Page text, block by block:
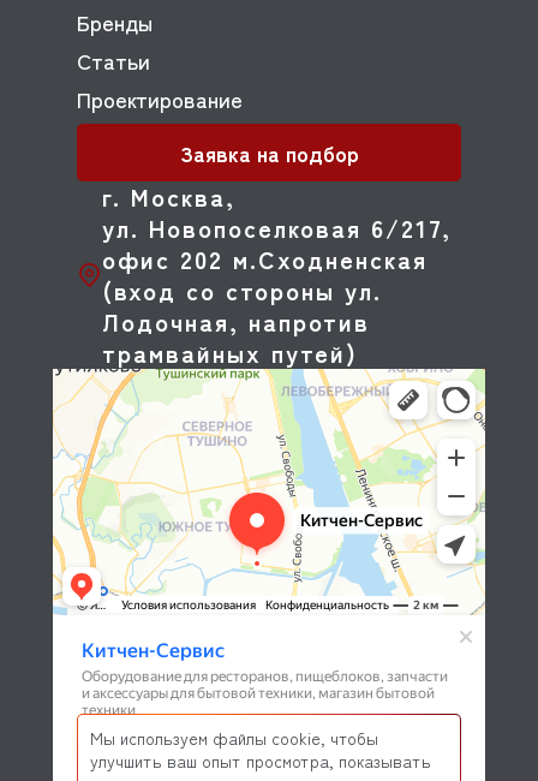
г. Москва,
ул. Новопоселковая 6/217,
офис 202 м.Сходненская
(вход со стороны ул.
Лодочная, напротив
трамвайных путей)
Бренды
Статьи
Проектирование
Заявка на подбор
Мы используем файлы cookie, чтобы
улучшить ваш опыт просмотра, показывать